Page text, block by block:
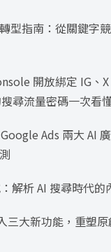
型指南：從關鍵字
開放綁定 IG、
尋流量密碼一次看
Ads 兩大 AI
解析 AI 搜尋時代的
三大新功能，重塑